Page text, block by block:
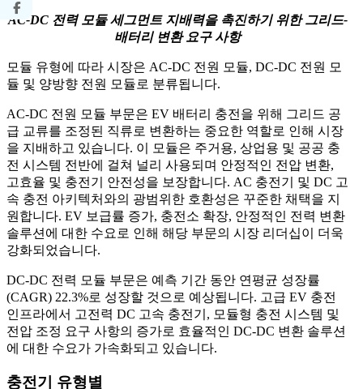
AC-DC 전력 모듈 세그먼트 지배력을 촉진하기 위한 그리드-
배터리 변환 요구 사항
모듈 유형에 따라 시장은 AC-DC 전원 모듈, DC-DC 전원 모
듈 및 양방향 전원 모듈로 분류됩니다.
AC-DC 전원 모듈 부문은 EV 배터리 충전을 위해 그리드 공
급 교류를 조정된 직류로 변환하는 중요한 역할로 인해 시장
을 지배하고 있습니다. 이 모듈은 주거용, 상업용 및 공공 충
전 시스템 전반에 걸쳐 널리 사용되며 안정적인 전압 변환,
고효율 및 충전기 안전성을 보장합니다. AC 충전기 및 DC 고
속 충전 아키텍처와의 광범위한 호환성은 꾸준한 채택을 지
원합니다. EV 보급률 증가, 충전소 확장, 안정적인 전력 변환
솔루션에 대한 수요로 인해 해당 부문의 시장 리더십이 더욱
강화되었습니다.
DC-DC 전력 모듈 부문은 예측 기간 동안 연평균 성장률
(CAGR) 22.3%로 성장할 것으로 예상됩니다. 고급 EV 충전
인프라에서 고전력 DC 고속 충전기, 모듈형 충전 시스템 및
전압 조정 요구 사항의 증가로 효율적인 DC-DC 변환 솔루션
에 대한 수요가 가속화되고 있습니다.
충전기 유형별